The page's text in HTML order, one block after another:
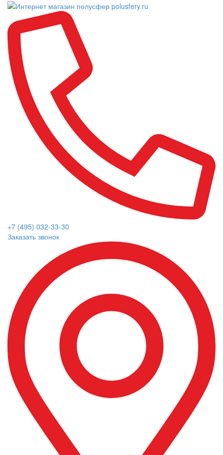
+7 (495) 032-33-30
Заказать звонок